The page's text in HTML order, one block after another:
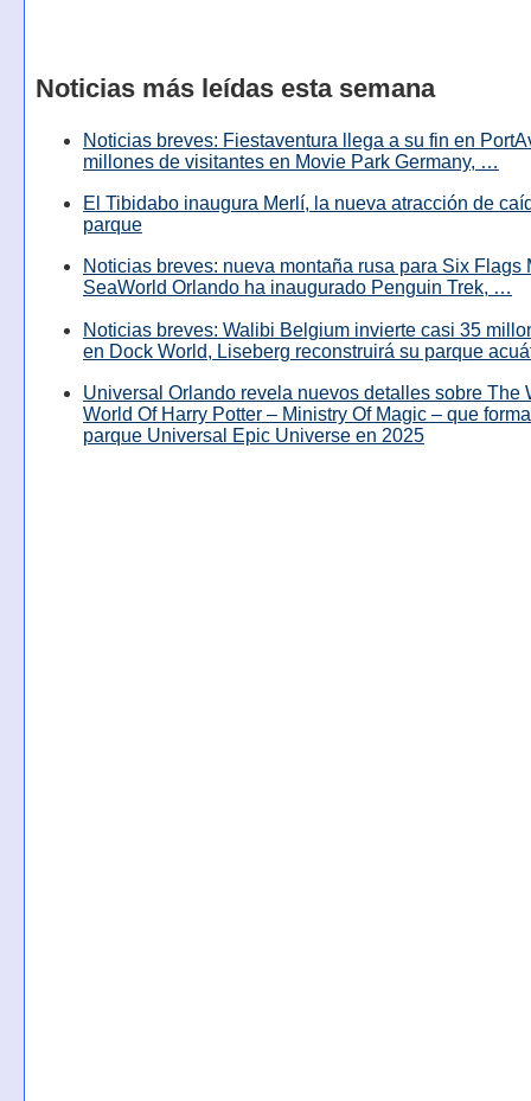
Noticias más leídas esta semana
Noticias breves: Fiestaventura llega a su fin en
millones de visitantes en Movie Park Germany, …
El Tibidabo inaugura Merlí, la nueva atracción de
parque
Noticias breves: nueva montaña rusa para Six Flags
SeaWorld Orlando ha inaugurado Penguin Trek, …
Noticias breves: Walibi Belgium invierte casi 35
en Dock World, Liseberg reconstruirá su parque
Universal Orlando revela nuevos detalles sobre The
World Of Harry Potter – Ministry Of Magic – que
parque Universal Epic Universe en 2025